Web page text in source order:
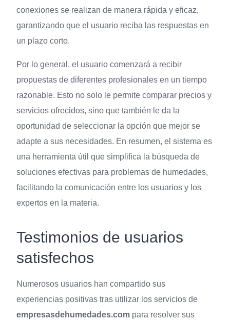
conexiones se realizan de manera rápida y eficaz,
garantizando que el usuario reciba las respuestas en
un plazo corto.
Por lo general, el usuario comenzará a recibir
propuestas de diferentes profesionales en un tiempo
razonable. Esto no solo le permite comparar precios y
servicios ofrecidos, sino que también le da la
oportunidad de seleccionar la opción que mejor se
adapte a sus necesidades. En resumen, el sistema es
una herramienta útil que simplifica la búsqueda de
soluciones efectivas para problemas de humedades,
facilitando la comunicación entre los usuarios y los
expertos en la materia.
Testimonios de usuarios
satisfechos
Numerosos usuarios han compartido sus
experiencias positivas tras utilizar los servicios de
empresasdehumedades.com para resolver sus